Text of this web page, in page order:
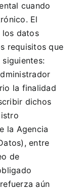
cuando
El
los datos
requisitos que
la finalidad
dichos
la Agencia
entre
de
aún